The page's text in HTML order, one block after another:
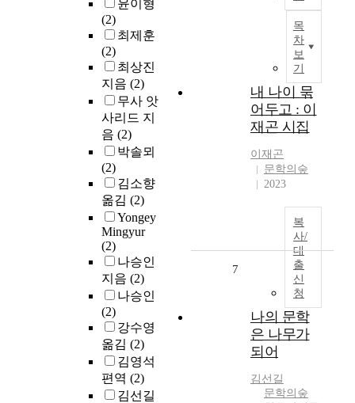
윤이형
(2)
최제훈
(2)
최상진
지음 (2)
무사 앗
사리드 지
음 (2)
박솔뫼
(2)
김소향
옮김 (2)
Yongey
Mingyur
(2)
나승인
지음 (2)
나승인
(2)
강수영
옮김 (2)
김영석
편역 (2)
김선길
목
차
보
기
내 나이 묶
어두고 : 이
재곤 시집
이재곤
문학의숲
2023
복
사/
대
출
신
청
7
나의 문학
은 나무가
되어
김선길
문학의숲